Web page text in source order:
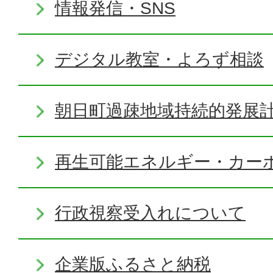
情報発信・SNS
デジタル教室・よろず相談
朝日町過疎地域持続的発展
再生可能エネルギー・カー
行政視察受入れについて
企業版ふるさと納税